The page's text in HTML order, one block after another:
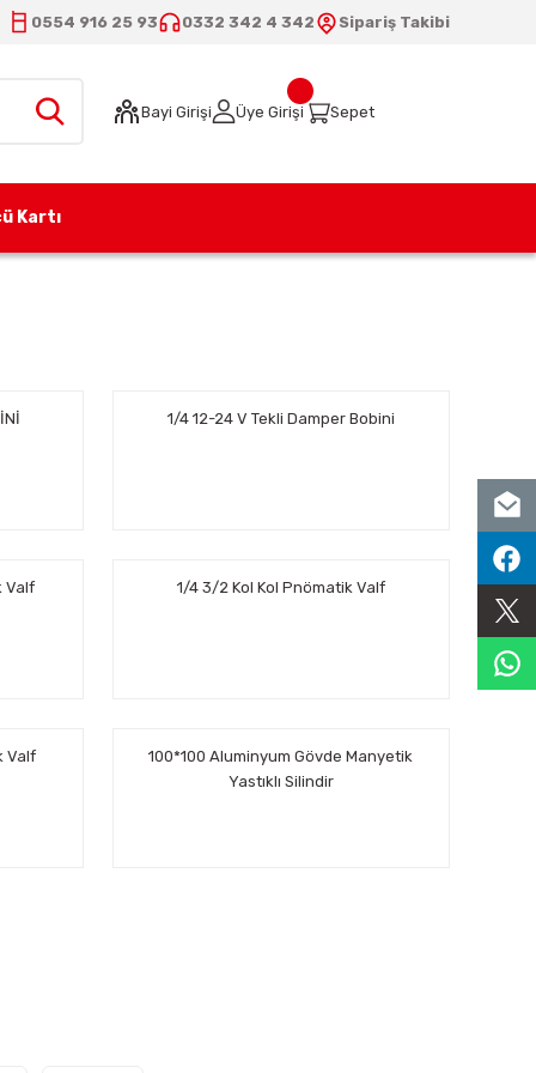
0554 916 25 93 0332 342 4 342 Sipariş Takibi
Bayi Girişi Üye Girişi Sepet
Kartı
1/4 12-24 V Tekli Damper Bobini
Valf 1/4 3/2 Kol Kol Pnömatik Valf
Valf
100*100 Aluminyum Gövde Manyetik
Yastıklı Silindir